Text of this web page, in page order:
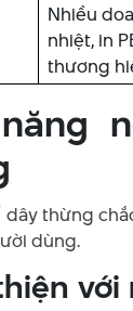
Nhiều
nhiệt, in
thương
dây thừng
dùng.